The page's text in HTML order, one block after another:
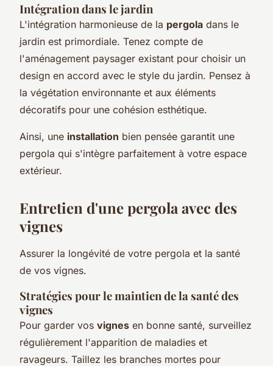
Intégration dans le jardin
L'intégration harmonieuse de la pergola dans le
jardin est primordiale. Tenez compte de
l'aménagement paysager existant pour choisir un
design en accord avec le style du jardin. Pensez à
la végétation environnante et aux éléments
décoratifs pour une cohésion esthétique.
Ainsi, une installation bien pensée garantit une
pergola qui s'intègre parfaitement à votre espace
extérieur.
Entretien d'une pergola avec des
vignes
Assurer la longévité de votre pergola et la santé
de vos vignes.
Stratégies pour le maintien de la santé des
vignes
Pour garder vos vignes en bonne santé, surveillez
régulièrement l'apparition de maladies et
ravageurs. Taillez les branches mortes pour